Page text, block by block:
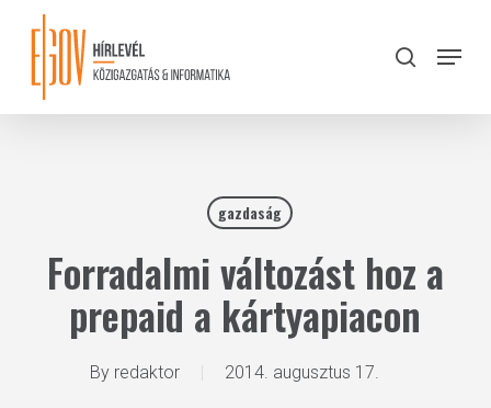
content
search
Menu
gazdaság
Forradalmi változást hoz a
prepaid a kártyapiacon
By redaktor 2014. augusztus 17.
Close